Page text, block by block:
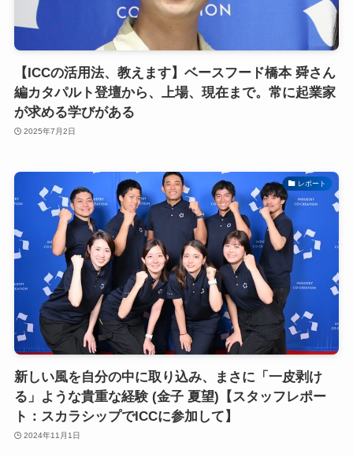
【ICCの活用法、教えます】ベースフード橋本 舜さん
編カタパルト登壇から、上場、現在まで。常に起業家
が求める学びがある
2025年7月2日
レポート
新しい風を自分の中に取り込み、まさに「一皮剥け
る」ような貴重な経験 (金子 夏望)【スタッフレポー
ト：スカラシップでICCに参加して】
2024年11月1日